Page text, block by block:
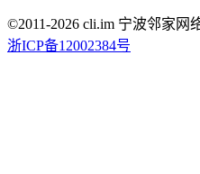
©2011-2026 cli.im 宁波邻家网
浙ICP备12002384号